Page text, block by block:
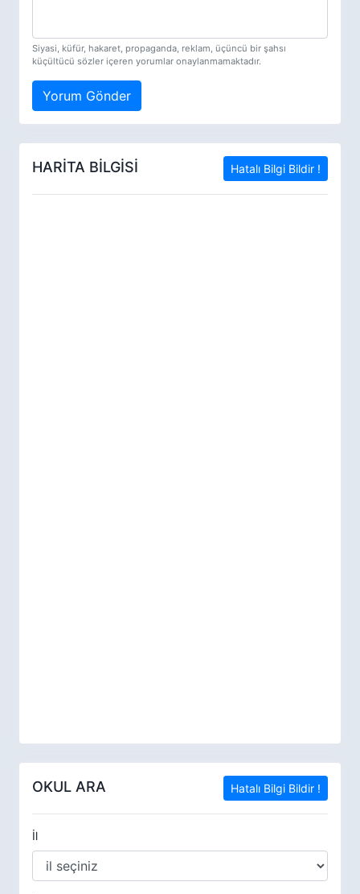
Siyasi, küfür, hakaret, propaganda, reklam, üçüncü bir şahsı
küçültücü sözler içeren yorumlar onaylanmamaktadır.
Yorum Gönder
HARİTA BİLGİSİ Hatalı Bilgi Bildir !
OKUL ARA Hatalı Bilgi Bildir !
İl